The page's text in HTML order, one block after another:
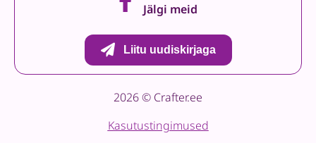
Jälgi meid
Liitu uudiskirjaga
2026 © Crafter.ee
Kasutustingimused